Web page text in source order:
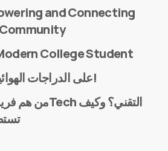
and Connecting
College Student
على الدراجات الهوائية من لندن إلى مكة!